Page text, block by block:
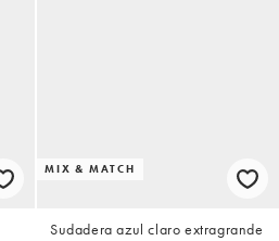
MIX & MATCH
Sudadera azul claro extragrande